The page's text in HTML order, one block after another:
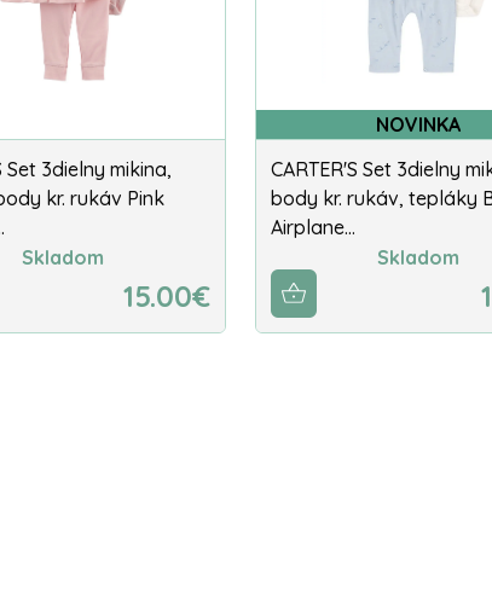
Set 3dielny mikina,
kr. rukáv Pink
Skladom
15.00€
NOVINKA
CARTER'S Set 3dielny
body kr. rukáv, tepláky
Airplane…
Skladom